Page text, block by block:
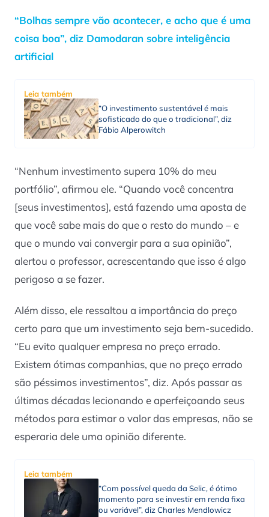
“Bolhas sempre vão acontecer, e acho que é uma
coisa boa”, diz Damodaran sobre inteligência
artificial
Leia também
“O investimento sustentável é mais
sofisticado do que o tradicional”, diz
Fábio Alperowitch
“Nenhum investimento supera 10% do meu
portfólio”, afirmou ele. “Quando você concentra
[seus investimentos], está fazendo uma aposta de
que você sabe mais do que o resto do mundo – e
que o mundo vai convergir para a sua opinião”,
alertou o professor, acrescentando que isso é algo
perigoso a se fazer.
Além disso, ele ressaltou a importância do preço
certo para que um investimento seja bem-sucedido.
“Eu evito qualquer empresa no preço errado.
Existem ótimas companhias, que no preço errado
são péssimos investimentos”, diz. Após passar as
últimas décadas lecionando e aperfeiçoando seus
métodos para estimar o valor das empresas, não se
esperaria dele uma opinião diferente.
Leia também
“Com possível queda da Selic, é ótimo
momento para se investir em renda fixa
ou variável”, diz Charles Mendlowicz